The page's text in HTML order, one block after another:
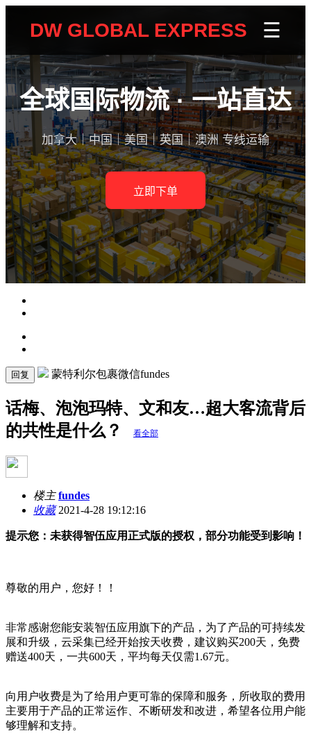
回复 蒙特利尔包裹微信fundes
话梅、泡泡玛特、文和友…超大客流背后
的共性是什么？
看全部
楼主 fundes
收藏2021-4-28 19:12:16
提示您：未获得智伍应用正式版的授权，部分功能受到影响！
尊敬的用户，您好！！
非常感谢您能安装智伍应用旗下的产品，为了产品的可持续发
展和升级，云采集已经开始按天收费，建议购买200天，免费
赠送400天，一共600天，平均每天仅需1.67元。
向用户收费是为了给用户更可靠的保障和服务，所收取的费用
主要用于产品的正常运作、不断研发和改进，希望各位用户能
够理解和支持。